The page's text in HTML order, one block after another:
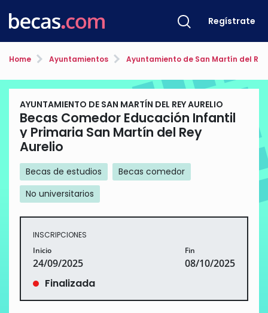
Regístrate
Home Ayuntamientos Ayuntamiento de San Martín del
AYUNTAMIENTO DE SAN MARTÍN DEL REY AURELIO
Becas Comedor Educación Infantil
y Primaria San Martín del Rey
Aurelio
Becas de estudios
Becas comedor
No universitarios
INSCRIPCIONES
Inicio
24/09/2025
Fin
08/10/2025
Finalizada